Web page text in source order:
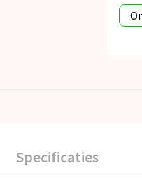
Specificaties